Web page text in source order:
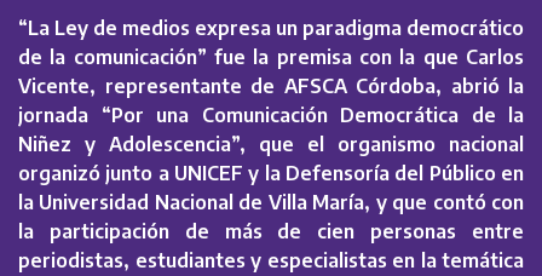
“La Ley de medios expresa un paradigma democrático
de la comunicación” fue la premisa con la que Carlos
Vicente, representante de AFSCA Córdoba, abrió la
jornada “Por una Comunicación Democrática de la
Niñez y Adolescencia”, que el organismo nacional
organizó junto a UNICEF y la Defensoría del Público en
la Universidad Nacional de Villa María, y que contó con
la participación de más de cien personas entre
periodistas, estudiantes y especialistas en la temática